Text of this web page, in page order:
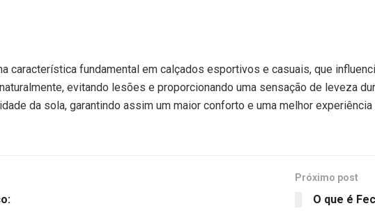
característica fundamental em calçados esportivos e casuais, que
evitando lesões e proporcionando uma sensação de leveza
da sola, garantindo assim um maior conforto e uma melhor experiência
Próximo post
O que é